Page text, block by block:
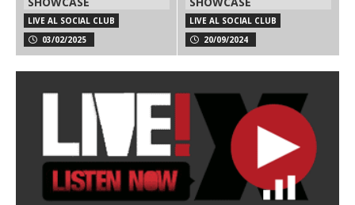
LIVE AL SOCIAL CLUB
03/02/2025
LIVE AL SOCIAL CLUB
20/09/2024